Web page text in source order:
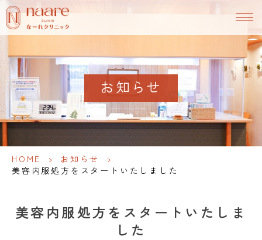
お知らせ
HOME > お知らせ
>
美容内服処方をスタートいたしました
美容内服処方をスタートいたしま
した